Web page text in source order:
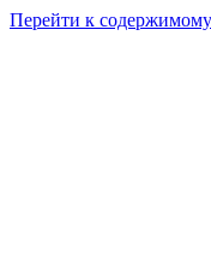
Перейти к содержимому